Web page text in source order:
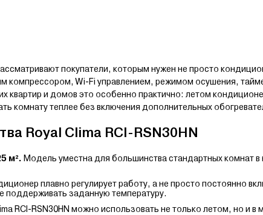
покупатели, которым нужен не просто
компрессором, Wi-Fi управлением, режимом осушения,
квартир и домов это особенно практично: летом
комнату теплее без включения дополнительных
Royal Clima RCI-RSN30HN
м². Модель уместна для большинства стандартных комнат в
плавно регулирует работу, а не просто постоянно
заданную температуру.
RCI-RSN30HN можно использовать не только летом, но и